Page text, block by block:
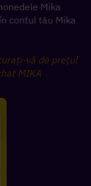
Mika
contul tău Mika
vă de prețul
MIKA